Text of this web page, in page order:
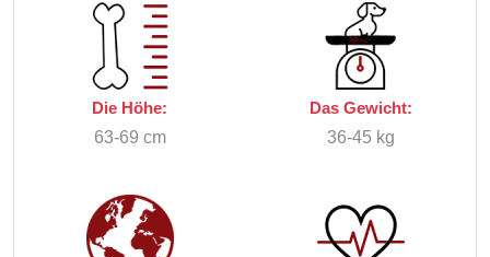
Die Höhe:
63-69 cm
Das Gewicht:
36-45 kg